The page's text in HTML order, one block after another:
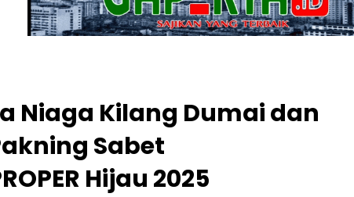
Niaga Kilang Dumai dan
Sabet
Hijau 2025